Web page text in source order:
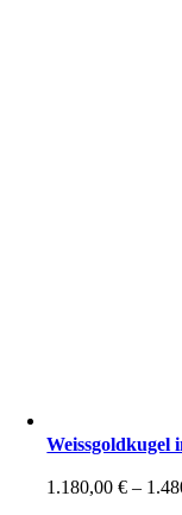
Weissgoldkugel
1.180,00€ –